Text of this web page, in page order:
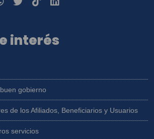
interés
gobierno
de los Afiliados, Beneficiarios y Usuarios
servicios